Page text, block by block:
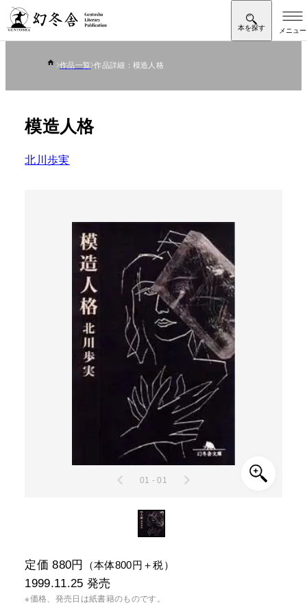
作品一覧 作品詳細：模造人格
模造人格
北川歩実
01 - 01
定価 880円 （本体800円＋税）
1999.11.25 発売
※価格、発売日は紙書籍のものです。